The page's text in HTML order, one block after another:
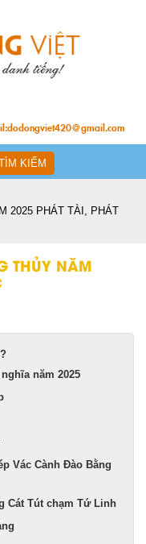
2025 PHÁT TÀI, PHÁT
THỦY NĂM
năm 2025
Vác Cành Đào Bằng
Cát Tút chạm Tứ Linh